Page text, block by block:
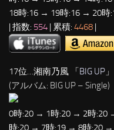
18時:16 → 19時:16 → 20
| 指数: 554 | 累積: 4468
17位…湘南乃風 「BIG UP 」
(アルバム: BIG UP – Single)
0時:20 → 1時:20 → 2時:20
時:20 → 7時:19 → 8時:20